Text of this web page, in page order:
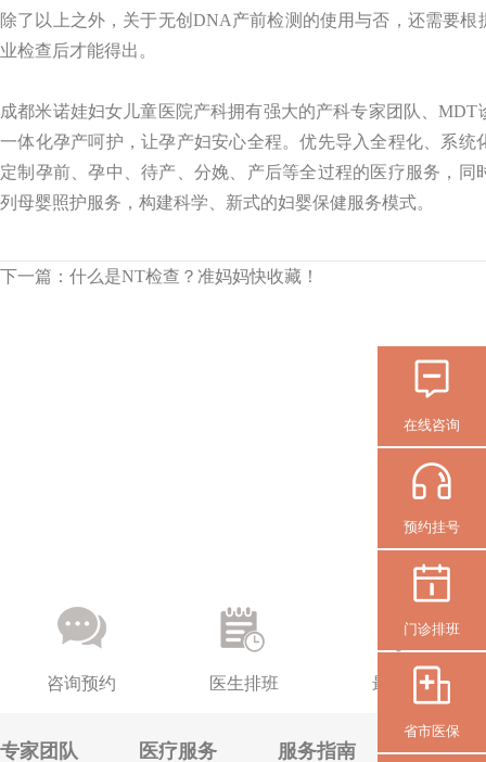
除了以上之外，关于无创DNA产前检测的使用与否，还需要
业检查后才能得出。
成都米诺娃妇女儿童医院产科拥有强大的产科专家团队、MDT
一体化孕产呵护，让孕产妇安心全程。优先导入全程化、系
定制孕前、孕中、待产、分娩、产后等全过程的医疗服务，
列母婴照护服务，构建科学、新式的妇婴保健服务模式。
下一篇： 什么是NT检查？准妈妈快收藏！
咨询预约 医生排班 最新活动
专家团队 医疗服务 服务指南
在线咨询
预约挂号
门诊排班
省市医保